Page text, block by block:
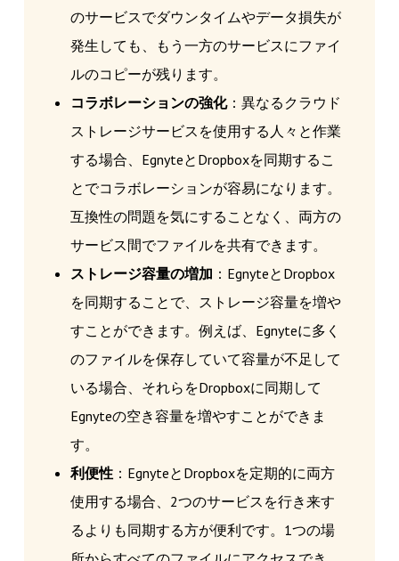
のサービスでダウンタイムやデータ損失が
発生しても、もう一方のサービスにファイ
ルのコピーが残ります。
コラボレーションの強化：異なるクラウド
ストレージサービスを使用する人々と作業
する場合、EgnyteとDropboxを同期するこ
とでコラボレーションが容易になります。
互換性の問題を気にすることなく、両方の
サービス間でファイルを共有できます。
ストレージ容量の増加 ：EgnyteとDropbox
を同期することで、ストレージ容量を増や
すことができます。例えば、Egnyteに多く
のファイルを保存していて容量が不足して
いる場合、それらをDropboxに同期して
Egnyteの空き容量を増やすことができま
す。
利便性：EgnyteとDropboxを定期的に両方
使用する場合、2つのサービスを行き来す
るよりも同期する方が便利です。1つの場